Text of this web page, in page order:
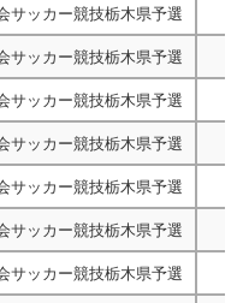
サッカー競技栃木県予選
サッカー競技栃木県予選
サッカー競技栃木県予選
サッカー競技栃木県予選
サッカー競技栃木県予選
サッカー競技栃木県予選
サッカー競技栃木県予選